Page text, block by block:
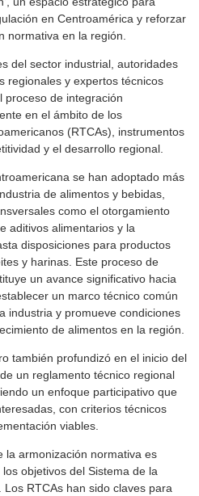
en Centroamérica y reforzar
normativa en la región.
del sector industrial, autoridades
regionales y expertos técnicos
proceso de integración
en el ámbito de los
(RTCAs), instrumentos
y el desarrollo regional.
se han adoptado más
de alimentos y bebidas,
como el otorgamiento
aditivos alimentarios y la
disposiciones para productos
y harinas. Este proceso de
un avance significativo hacia
un marco técnico común
industria y promueve condiciones
de alimentos en la región.
también profundizó en el inicio del
un reglamento técnico regional
un enfoque participativo que
con criterios técnicos
viables.
la armonización normativa es
objetivos del Sistema de la
RTCAs han sido claves para